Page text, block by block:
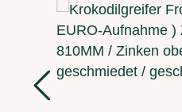
Bildergalerie